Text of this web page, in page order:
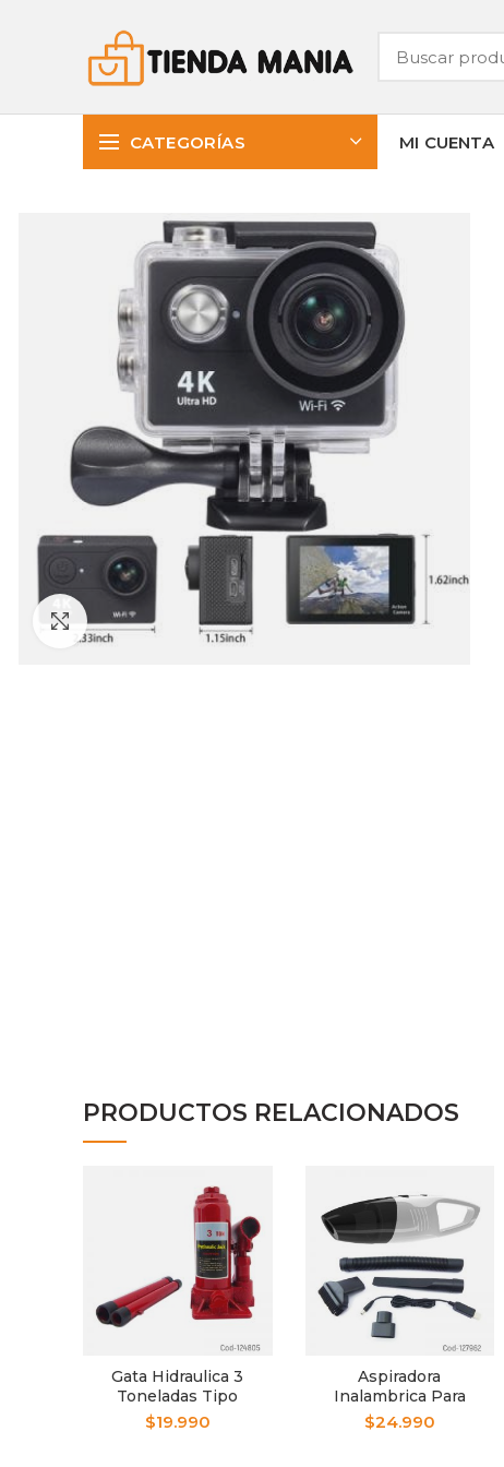
CATEGORÍAS MI CUENTA
Clic para ampliar
PRODUCTOS RELACIONADOS
Gata Hidraulica 3
Toneladas Tipo
Botella Rojo
$19.990
Aspiradora
Inalambrica Para
Auto, Recargable Por
$24.990